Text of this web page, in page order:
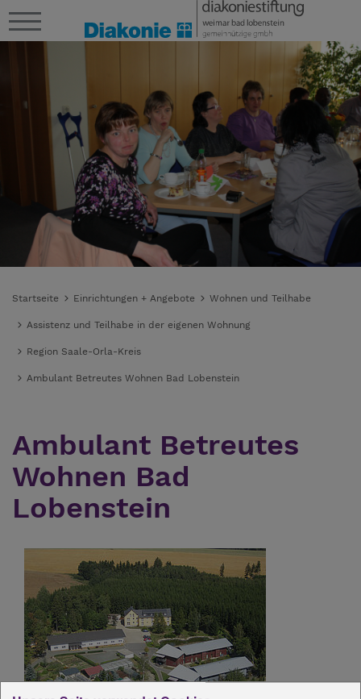
Startseite Einrichtungen + Angebote Wohnen und Teilhabe
Assistenz und Teilhabe in der eigenen Wohnung
Region Saale-Orla-Kreis
Ambulant Betreutes Wohnen Bad Lobenstein
Ambulant Betreutes
Wohnen Bad
Lobenstein